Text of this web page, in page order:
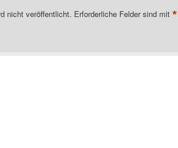
nicht veröffentlicht. Erforderliche Felder sind mit *